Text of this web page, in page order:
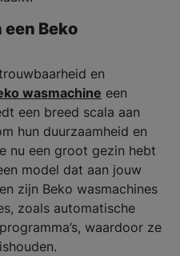
Beko
en
wasmachine een
een breed scala aan
hun duurzaamheid en
nu een groot gezin hebt
model dat aan jouw
zijn Beko wasmachines
zoals automatische
waardoor ze